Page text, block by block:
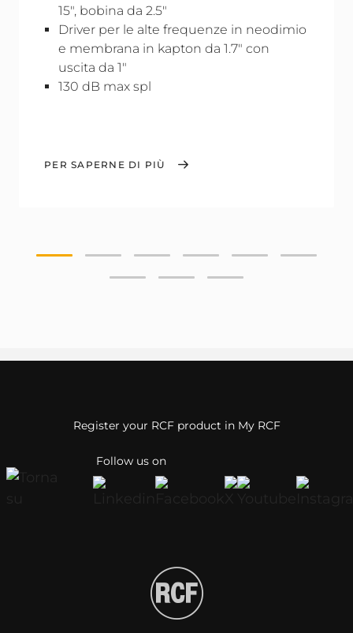
15", bobina da 2.5"
Driver per le alte frequenze in neodimio
e membrana in kapton da 1.7" con
uscita da 1"
130 dB max spl
PER SAPERNE DI PIÙ
Follow us on
Register your RCF product in My RCF